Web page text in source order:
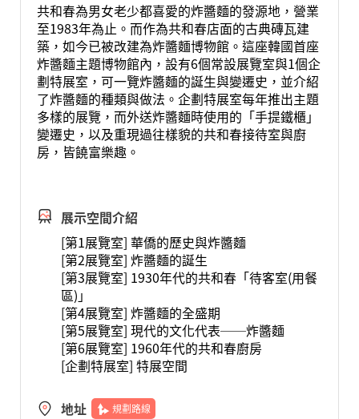
共和春為男女老少都喜愛的炸醬麵的發源地，營業
至1983年為止。而作為共和春店面的古典磚瓦建
築，如今已被改建為炸醬麵博物館。這座韓國首座
炸醬麵主題博物館內，設有6個常設展覽室與1個企
劃特展室，可一覽炸醬麵的誕生與變遷史，並介紹
了炸醬麵的種類與做法。企劃特展室每年推出主題
多樣的展覽，而外送炸醬麵時使用的「手提鐵櫃」
變遷史，以及重現過往樣貌的共和春接待室與廚
房，皆饒富樂趣。
展示空間介紹
[第1展覽室] 華僑的歷史與炸醬麵
[第2展覽室] 炸醬麵的誕生
[第3展覽室] 1930年代的共和春「待客室(用餐
區)」
[第4展覽室] 炸醬麵的全盛期
[第5展覽室] 現代的文化代表──炸醬麵
[第6展覽室] 1960年代的共和春廚房
[企劃特展室] 特展空間
地址 規劃路線